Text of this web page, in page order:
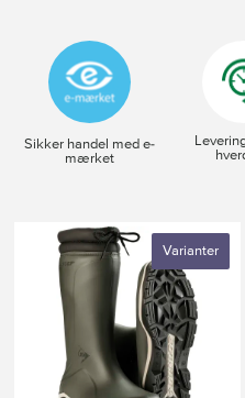
Sikker handel med e-
mærket
Varianter